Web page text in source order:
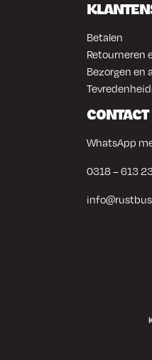
Betalen
Retourneren
Bezorgen en
CONTACT
WhatsApp
0318 – 613